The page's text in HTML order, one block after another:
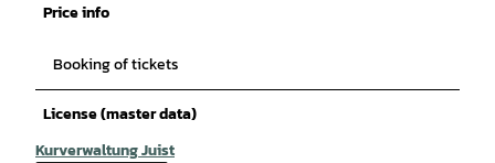
Price info
Booking of tickets
License (master data)
Kurverwaltung Juist